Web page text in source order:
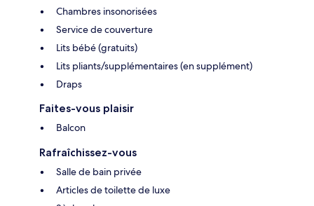
Chambres insonorisées
Service de couverture
Lits bébé (gratuits)
Lits pliants/supplémentaires (en supplément)
Draps
Faites-vous plaisir
Balcon
Rafraîchissez-vous
Salle de bain privée
Articles de toilette de luxe